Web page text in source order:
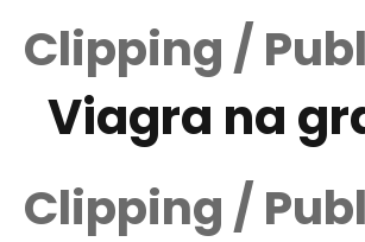
Clipping /
Viagra na
Clipping /